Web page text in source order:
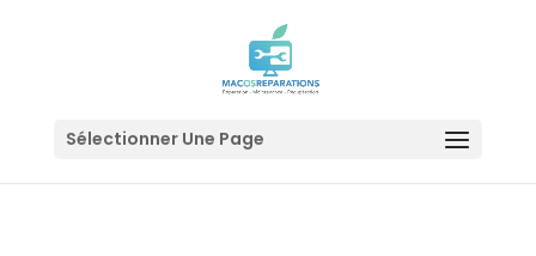
Sélectionner Une Page